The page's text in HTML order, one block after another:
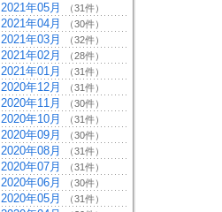
2021年05月 （31件）
2021年04月 （30件）
2021年03月 （32件）
2021年02月 （28件）
2021年01月 （31件）
2020年12月 （31件）
2020年11月 （30件）
2020年10月 （31件）
2020年09月 （30件）
2020年08月 （31件）
2020年07月 （31件）
2020年06月 （30件）
2020年05月 （31件）